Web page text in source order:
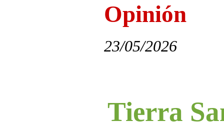
Opinión
23/05/2026
Tierra